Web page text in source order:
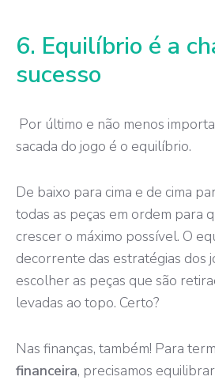
6. Equilíbrio é a
sucesso
Por último e não menos
sacada do jogo é o equilíbrio.
De baixo para cima e de cima
todas as peças em ordem para
crescer o máximo possível. O
decorrente das estratégias dos
escolher as peças que são
levadas ao topo. Certo?
Nas finanças, também! Para
financeira, precisamos